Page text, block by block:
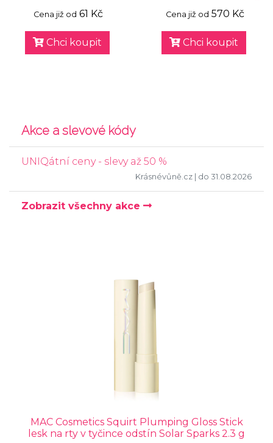
Cena již od 61 Kč
Chci koupit
Cena již od 570 Kč
Chci koupit
Akce a slevové kódy
UNIQátní ceny - slevy až 50 %
Krásnévůně.cz | do 31.08.2026
Zobrazit všechny akce
MAC Cosmetics Squirt Plumping Gloss Stick
lesk na rty v tyčince odstín Solar Sparks 2.3 g